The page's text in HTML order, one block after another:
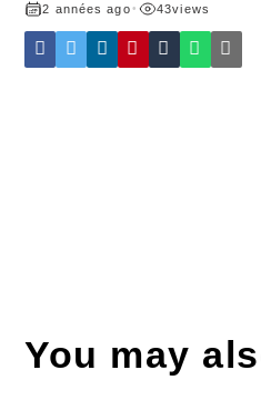
2 années ago• 43views
You may